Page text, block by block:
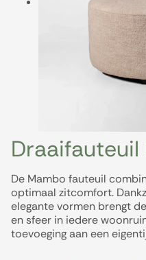
De Mambo fauteuil
optimaal zitcomfort.
elegante vormen brengt
en sfeer in iedere
toevoeging aan een